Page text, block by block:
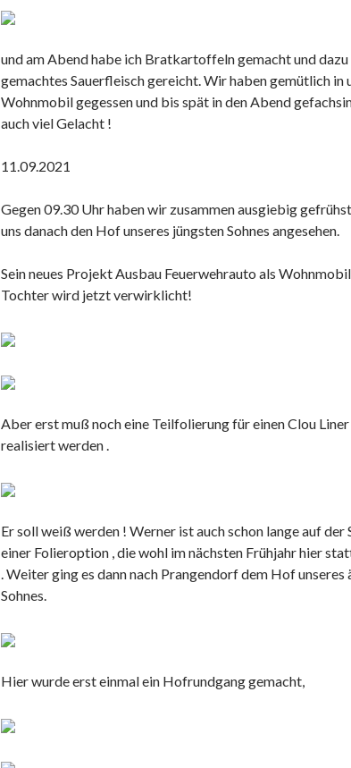
und am Abend habe ich Bratkartoffeln gemacht und
gemachtes Sauerfleisch gereicht. Wir haben gemütlich in
Wohnmobil gegessen und bis spät in den Abend
auch viel Gelacht !
11.09.2021
Gegen 09.30 Uhr haben wir zusammen ausgiebig
uns danach den Hof unseres jüngsten Sohnes angesehen.
Sein neues Projekt Ausbau Feuerwehrauto als
Tochter wird jetzt verwirklicht!
Aber erst muß noch eine Teilfolierung für einen Clou
realisiert werden .
Er soll weiß werden ! Werner ist auch schon lange auf der
einer Folieroption , die wohl im nächsten Frühjahr hier
. Weiter ging es dann nach Prangendorf dem Hof unseres
Sohnes.
Hier wurde erst einmal ein Hofrundgang gemacht,